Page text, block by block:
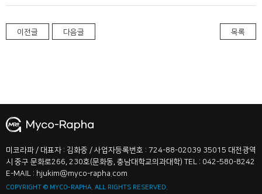
이전글 다음글 목록
미코라파 / 대표자 : 김화중 / 사업자등록번호 : 724-88-02039 35015 대전광역
시 중구 문화로266, 230호(문화동, 충남대학교의과대학) TEL : 042-580-8242
E-MAIL : hjukim@myco-rapha.com
COPYRIGHT © MYCO-RAPHA. ALL RIGHTS RESERVED.